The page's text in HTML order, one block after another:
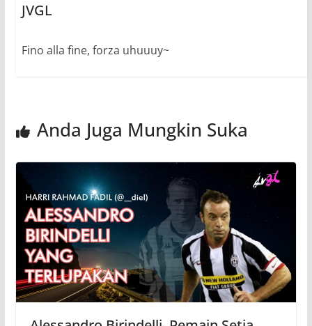
JVGL
Fino alla fine, forza uhuuuy~
Anda Juga Mungkin Suka